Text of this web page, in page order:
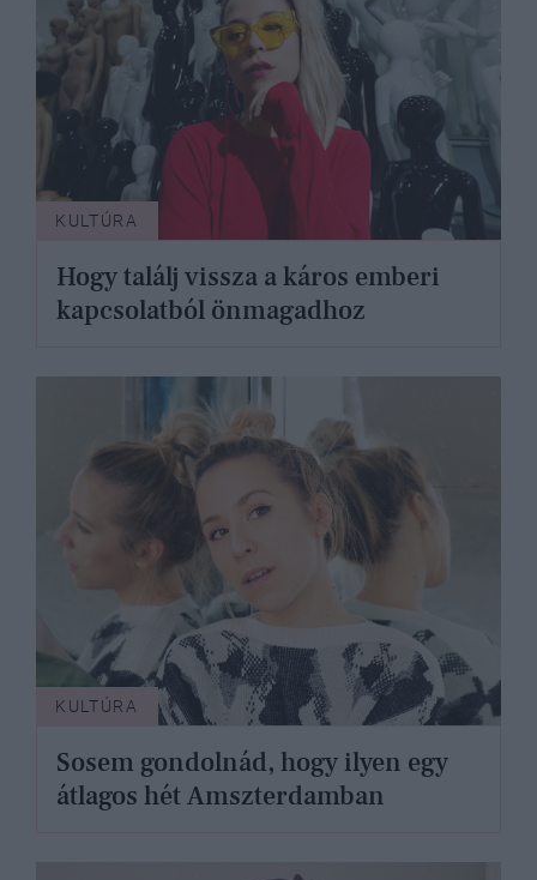
KULTÚRA
Hogy találj vissza a káros emberi
kapcsolatból önmagadhoz
KULTÚRA
Sosem gondolnád, hogy ilyen egy
átlagos hét Amszterdamban